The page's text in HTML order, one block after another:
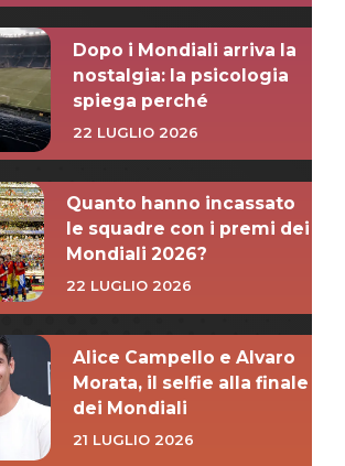
Dopo i Mondiali arriva la
nostalgia: la psicologia
spiega perché
22 LUGLIO 2026
Quanto hanno incassato
le squadre con i premi dei
Mondiali 2026?
22 LUGLIO 2026
Alice Campello e Alvaro
Morata, il selfie alla finale
dei Mondiali
21 LUGLIO 2026